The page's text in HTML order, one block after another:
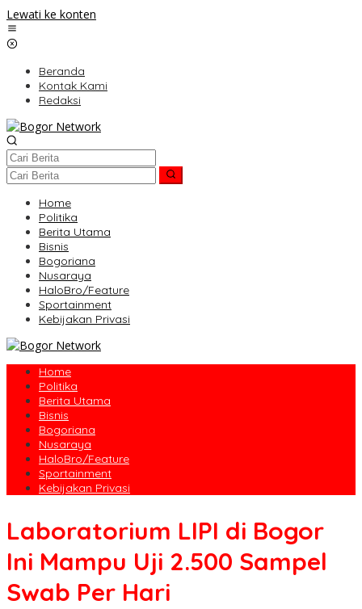
Lewati ke konten
Beranda
Kontak Kami
Redaksi
Home
Politika
Berita Utama
Bisnis
Bogoriana
Nusaraya
HaloBro/Feature
Sportainment
Kebijakan Privasi
Home
Politika
Berita Utama
Bisnis
Bogoriana
Nusaraya
HaloBro/Feature
Sportainment
Kebijakan Privasi
Laboratorium LIPI di Bogor
Ini Mampu Uji 2.500 Sampel
Swab Per Hari